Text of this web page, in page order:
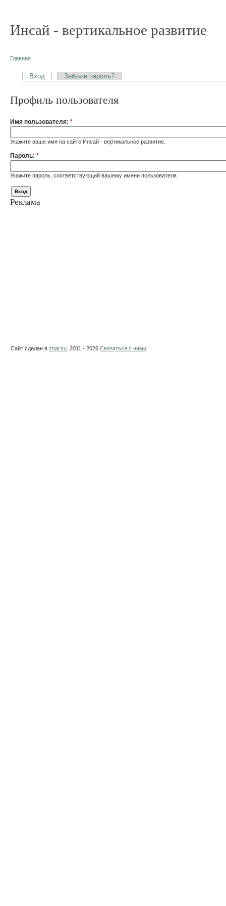
Инсай - вертикальное развитие
Главная
Вход Забыли пароль?
Профиль пользователя
Имя пользователя: *
Укажите ваше имя на сайте Инсай - вертикальное развитие.
Пароль: *
Укажите пароль, соответствующий вашему имени пользователя.
Реклама
Сайт сделан в znai.su . 2011 - 2026 Связаться с нами